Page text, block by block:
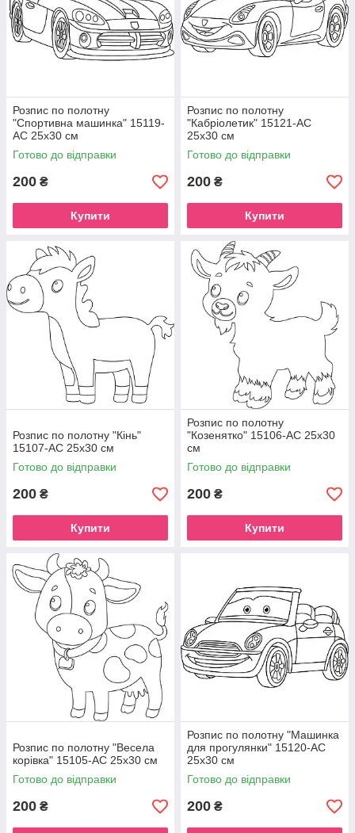
Розпис по полотну
"Спортивна машинка" 15119-
AC 25х30 см
Готово до відправки
200 ₴
Купити
Розпис по полотну
"Кабріолетик" 15121-AC
25х30 см
Готово до відправки
200 ₴
Купити
Розпис по полотну "Кінь"
15107-AC 25х30 см
Готово до відправки
200 ₴
Купити
Розпис по полотну
"Козенятко" 15106-AC 25х30
см
Готово до відправки
200 ₴
Купити
Розпис по полотну "Весела
корівка" 15105-AC 25х30 см
Готово до відправки
200 ₴
Розпис по полотну "Машинка
для прогулянки" 15120-AC
25х30 см
Готово до відправки
200 ₴